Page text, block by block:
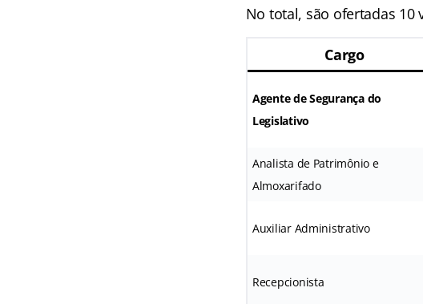
No total, são ofertadas 10
Cargo
Agente de Segurança do
Legislativo
Analista de Patrimônio e
Almoxarifado
Auxiliar Administrativo
Recepcionista